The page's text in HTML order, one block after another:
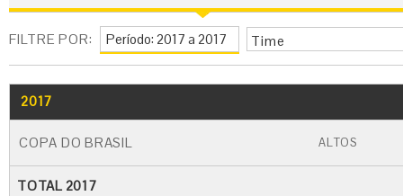
FILTRE POR: Time
2017
COPA DO BRASIL ALTOS
TOTAL 2017